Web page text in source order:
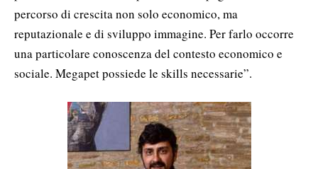
percorso di crescita non solo economico, ma
reputazionale e di sviluppo immagine. Per farlo occorre
una particolare conoscenza del contesto economico e
sociale. Megapet possiede le skills necessarie”.